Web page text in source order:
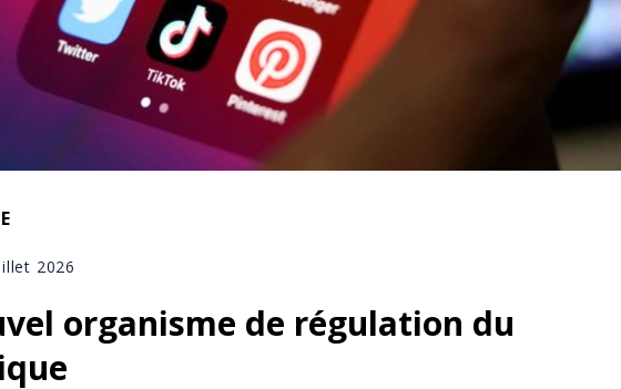
2026
organisme de régulation du